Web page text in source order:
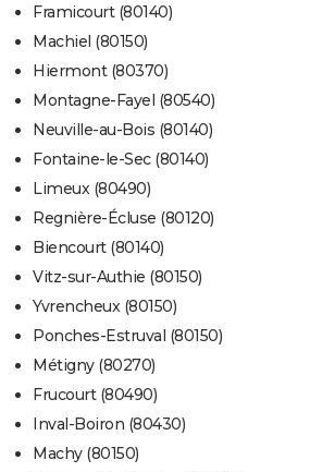
Framicourt (80140)
Machiel (80150)
Hiermont (80370)
Montagne-Fayel (80540)
Neuville-au-Bois (80140)
Fontaine-le-Sec (80140)
Limeux (80490)
Regnière-Écluse (80120)
Biencourt (80140)
Vitz-sur-Authie (80150)
Yvrencheux (80150)
Ponches-Estruval (80150)
Métigny (80270)
Frucourt (80490)
Inval-Boiron (80430)
Machy (80150)